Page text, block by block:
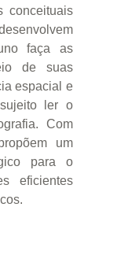
conceituais
faça as
de suas
espacial e
ler o
Com
um
para o
eficientes